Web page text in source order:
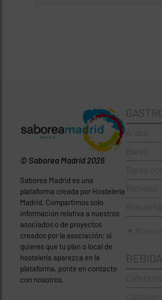
© Saborea Madrid 2026
Saborea Madrid es una
plataforma creada por Hostelería
Madrid. Compartimos solo
información relativa a nuestros
asociados o de proyectos
creados por la asociación; si
quieres que tu plan o local de
hostelería aparezca en la
plataforma, ponte en contacto
con nosotros.
Árabe
Bares
Bares
Bebidas
Brasileña
Chinos
BEBIDA
Cafeterias